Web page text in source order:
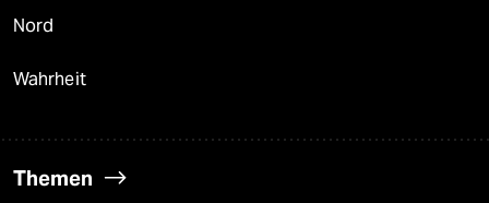
Nord
Wahrheit
Themen